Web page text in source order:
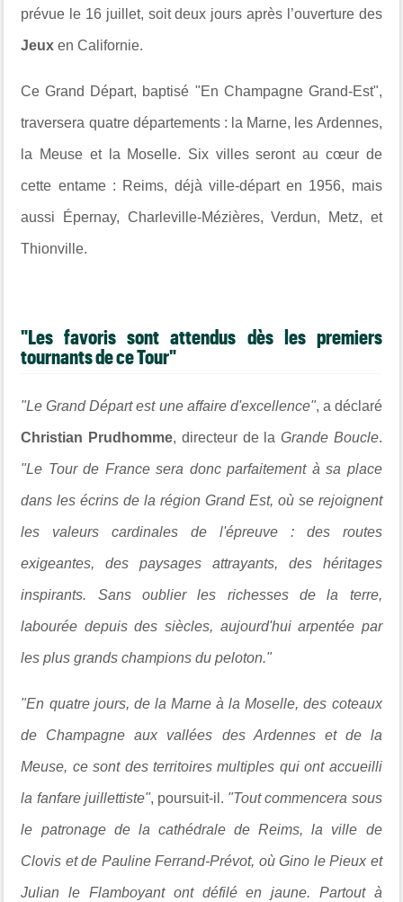
prévue le 16 juillet, soit deux jours après l’ouverture des
Jeuxen Californie.
Ce Grand Départ, baptisé "En Champagne Grand-Est",
traversera quatre départements : la Marne, les Ardennes,
la Meuse et la Moselle. Six villes seront au cœur de
cette entame : Reims, déjà ville-départ en 1956, mais
aussi Épernay, Charleville-Mézières, Verdun, Metz, et
Thionville.
"Les favoris sont attendus dès les premiers
tournants de ce Tour"
"Le Grand Départ est une affaire d'excellence", a déclaré
Christian Prudhomme, directeur de la Grande Boucle.
"Le Tour de France sera donc parfaitement à sa place
dans les écrins de la région Grand Est, où se rejoignent
les valeurs cardinales de l'épreuve : des routes
exigeantes, des paysages attrayants, des héritages
inspirants. Sans oublier les richesses de la terre,
labourée depuis des siècles, aujourd'hui arpentée par
les plus grands champions du peloton."
"En quatre jours, de la Marne à la Moselle, des coteaux
de Champagne aux vallées des Ardennes et de la
Meuse, ce sont des territoires multiples qui ont accueilli
la fanfare juillettiste", poursuit-il. "Tout commencera sous
le patronage de la cathédrale de Reims, la ville de
Clovis et de Pauline Ferrand-Prévot, où Gino le Pieux et
Julian le Flamboyant ont défilé en jaune. Partout à